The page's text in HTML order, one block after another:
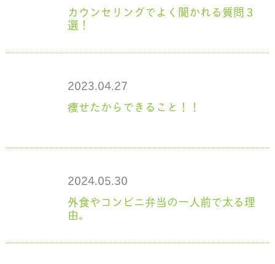
カウンセリングでよく聞かれる質問３
選！
2023.04.27
痩せたからできること！！
2024.05.30
外食やコンビニ弁当の一人前で太る理
由。